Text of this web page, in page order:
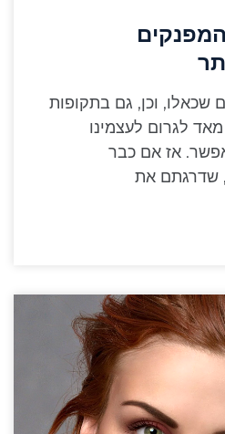
וכן, גם בתקופות
לגרום לעצמינו
אז אם כבר
את